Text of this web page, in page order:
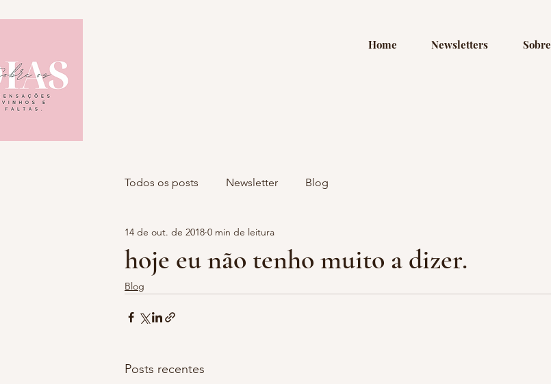
Home Newsletters Sobre
Todos os posts Newsletter Blog
hoje eu não tenho muito a dizer.
14 de out. de 2018 0 min de leitura
Blog
Posts recentes